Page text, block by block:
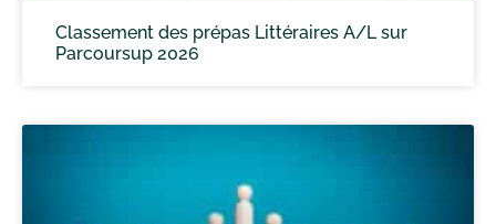
Classement des prépas Littéraires A/L sur
Parcoursup 2026